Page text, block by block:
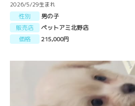
2026/5/29生まれ
性別
男の子
販売店
ペットアミ北野店
価格
215,000円